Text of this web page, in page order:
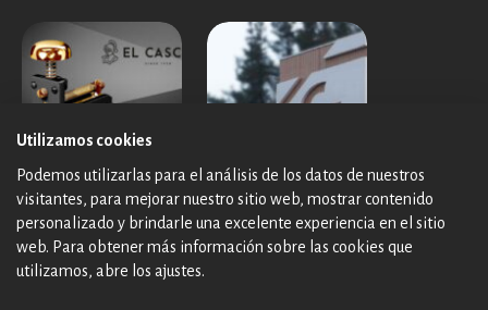
Utilizamos cookies
Podemos utilizarlas para el análisis de los datos de nuestros
visitantes, para mejorar nuestro sitio web, mostrar contenido
personalizado y brindarle una excelente experiencia en el sitio
web. Para obtener más información sobre las cookies que
utilizamos, abre los ajustes.